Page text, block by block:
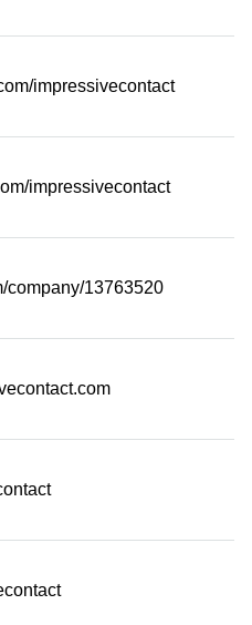
impressivecontact
impressivecontact
company/13763520